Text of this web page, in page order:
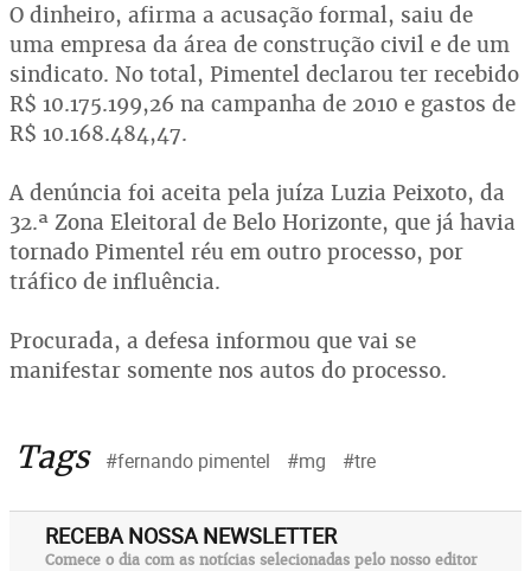
O dinheiro, afirma a acusação formal, saiu de
uma empresa da área de construção civil e de um
sindicato. No total, Pimentel declarou ter recebido
R$ 10.175.199,26 na campanha de 2010 e gastos de
R$ 10.168.484,47.
A denúncia foi aceita pela juíza Luzia Peixoto, da
32.ª Zona Eleitoral de Belo Horizonte, que já havia
tornado Pimentel réu em outro processo, por
tráfico de influência.
Procurada, a defesa informou que vai se
manifestar somente nos autos do processo.
Tags #fernando pimentel #mg #tre
RECEBA NOSSA NEWSLETTER
Comece o dia com as notícias selecionadas pelo nosso editor